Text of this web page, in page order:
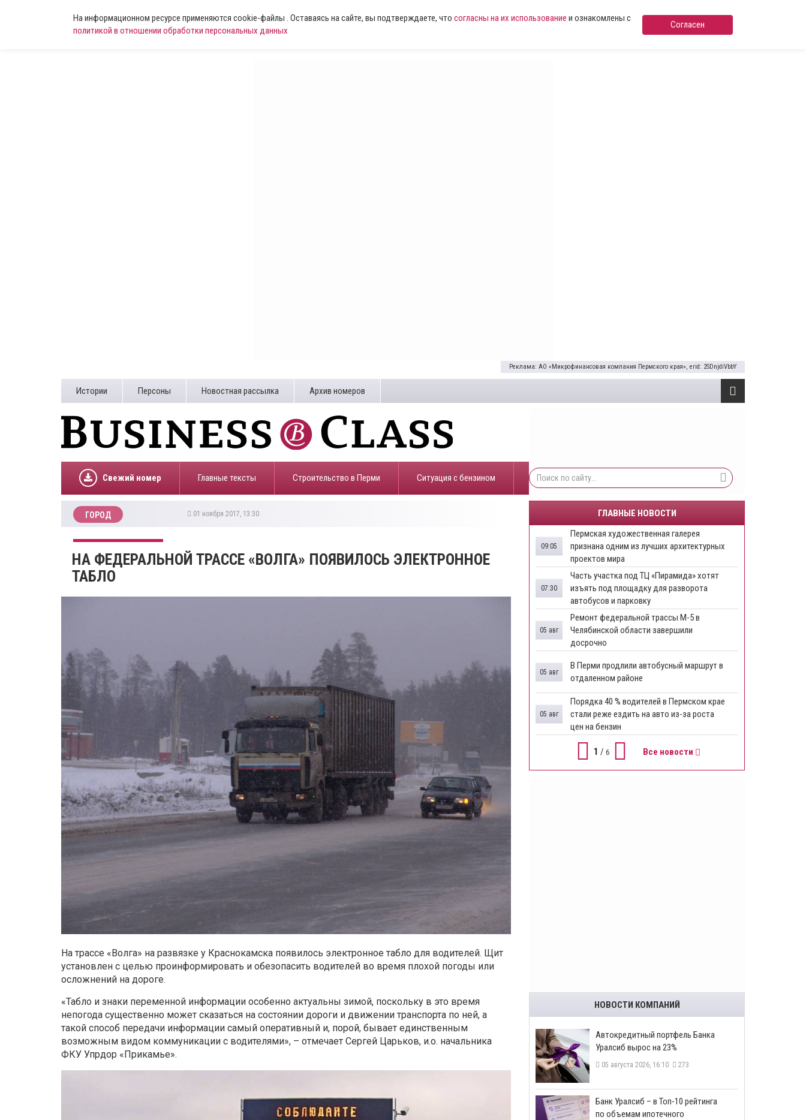
На информационном ресурсе применяются cookie-файлы . Оставаясь на сайте, вы подтверждаете, что согласны на их использование и ознакомлены с
политикой в отношении обработки персональных данных
Согласен
Реклама: АО «Микрофинансовая компания Пермского края», erid: 2SDnjdiVbbY
Истории Персоны Новостная рассылка Архив номеров
Свежий номер Главные тексты Строительство в Перми ​Ситуация с бензином
ГОРОД 01 ноября 2017, 13:30
НА ФЕДЕРАЛЬНОЙ ТРАССЕ «ВОЛГА» ПОЯВИЛОСЬ ЭЛЕКТРОННОЕ
ТАБЛО
На трассе «Волга» на развязке у Краснокамска появилось электронное табло для водителей. Щит
установлен с целью проинформировать и обезопасить водителей во время плохой погоды или
осложнений на дороге.
«Табло и знаки переменной информации особенно актуальны зимой, поскольку в это время
непогода существенно может сказаться на состоянии дороги и движении транспорта по ней, а
такой способ передачи информации самый оперативный и, порой, бывает единственным
возможным видом коммуникации с водителями», – отмечает Сергей Царьков, и.о. начальника
ФКУ Упрдор «Прикамье».
ГЛАВНЫЕ НОВОСТИ
Пермская художественная галерея
признана одним из лучших архитектурных
проектов мира
09:05
Часть участка под ТЦ «Пирамида» хотят
изъять под площадку для разворота
автобусов и парковку
07:30
Ремонт федеральной трассы М-5 в
Челябинской области завершили
досрочно
05 авг
​В Перми продлили автобусный маршрут в
отдаленном районе
05 авг
​Порядка 40 % водителей в Пермском крае
стали реже ездить на авто из-за роста
цен на бензин
05 авг
1 / 6 Все новости
НОВОСТИ КОМПАНИЙ
​Автокредитный портфель Банка
Уралсиб вырос на 23%
05 августа 2026, 16:10 273
​Банк Уралсиб – в Топ-10 рейтинга
по объемам ипотечного